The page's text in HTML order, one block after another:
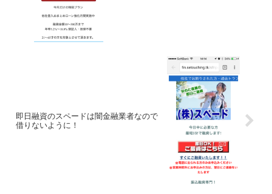
即日融資のスペードは闇金融業者なので
借りないように！